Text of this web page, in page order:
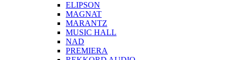
ELIPSON
MAGNAT
MARANTZ
MUSIC HALL
NAD
PREMIERA